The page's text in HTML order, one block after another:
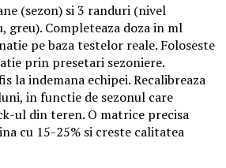
(sezon) si 3 randuri (nivel
greu). Completeaza doza in ml
pe baza testelor reale. Foloseste
prin presetari sezoniere.
la indemana echipei. Recalibreaza
in functie de sezonul care
ul din teren. O matrice precisa
cu 15-25% si creste calitatea